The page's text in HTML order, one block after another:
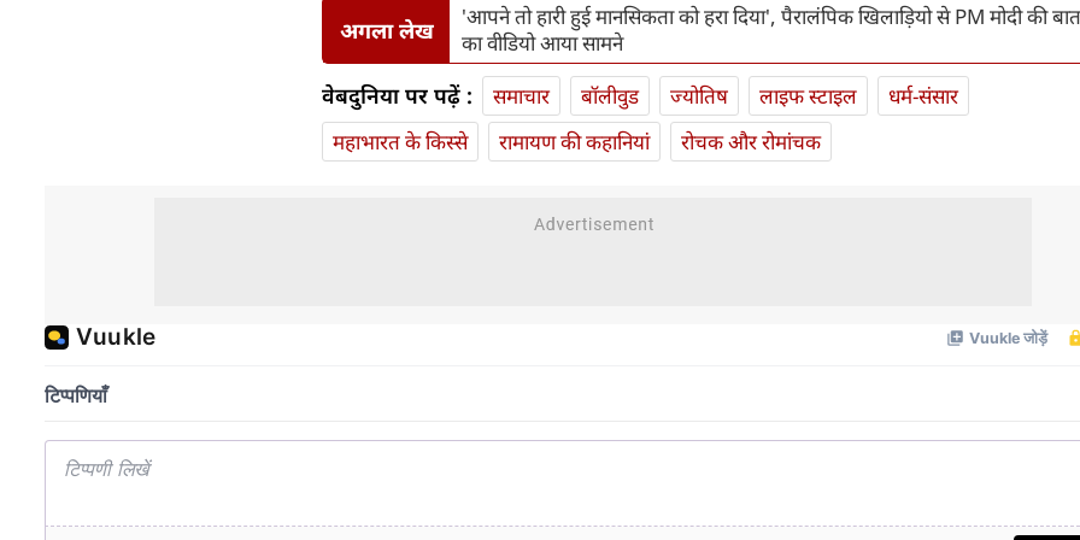
अगला लेख
'आपने तो हारी हुई मानसिकता को हरा दिया', पैरालंपिक खिलाड़ियो से PM मोदी की
का वीडियो आया सामने
वेबदुनिया पर पढ़ें : समाचार बॉलीवुड ज्योतिष लाइफ स्‍टाइल
धर्म-संसार
महाभारत के किस्से
रामायण की कहानियां रोचक और रोमांचक